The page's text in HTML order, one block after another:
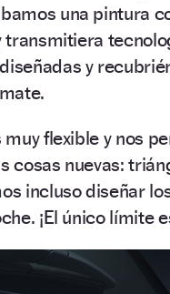
una pintura
y
flexible y nos
cosas nuevas:
incluso diseñar
¡El único límite